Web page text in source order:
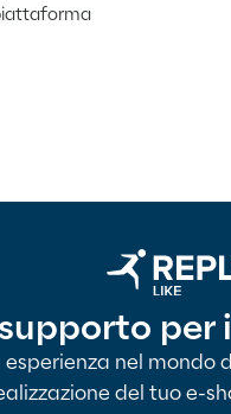
supporto
nel
del tuo e-